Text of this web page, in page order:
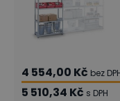
4 554,00 Kč bez
5 510,34 Kč s DPH